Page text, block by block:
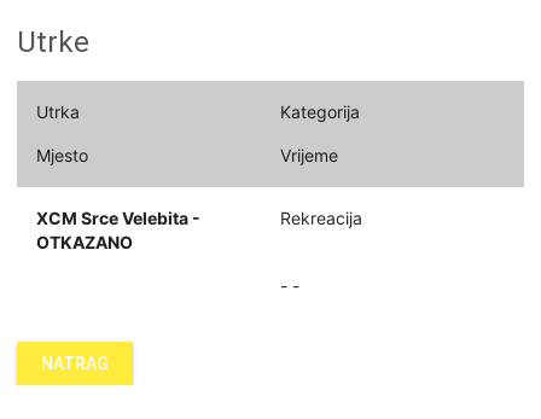
Utrke
Utrka Kategorija
Mjesto Vrijeme
XCM Srce Velebita -
OTKAZANO
Rekreacija
- -
NATRAG